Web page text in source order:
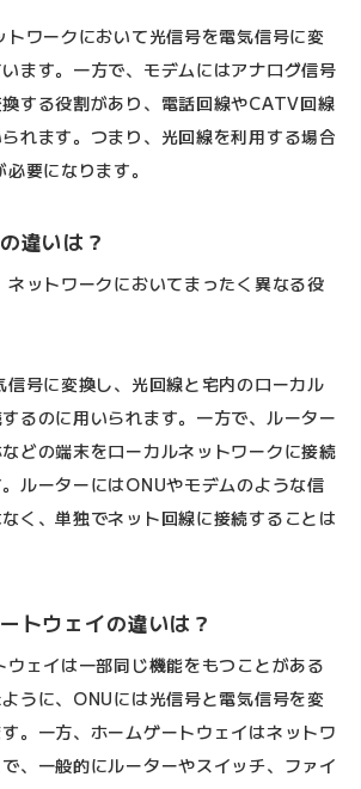
トワークにおいて光信号を電気信号に変
ます。一方で、モデムにはアナログ信号
する役割があり、電話回線やCATV回線
れます。つまり、光回線を利用する場合
要になります。
違いは？
ネットワークにおいてまったく異なる役
信号に変換し、光回線と宅内のローカル
るのに用いられます。一方で、ルーター
どの端末をローカルネットワークに接続
ルーターにはONUやモデムのような信
く、単独でネット回線に接続することは
トウェイの違いは？
ェイは一部同じ機能をもつことがある
うに、ONUには光信号と電気信号を変
。一方、ホームゲートウェイはネットワ
、一般的にルーターやスイッチ、ファイ